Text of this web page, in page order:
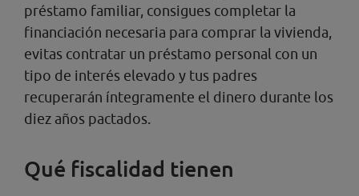
préstamo familiar, consigues completar la
financiación necesaria para comprar la vivienda,
evitas contratar un préstamo personal con un
tipo de interés elevado y tus padres
recuperarán íntegramente el dinero durante los
diez años pactados.
Qué fiscalidad tienen